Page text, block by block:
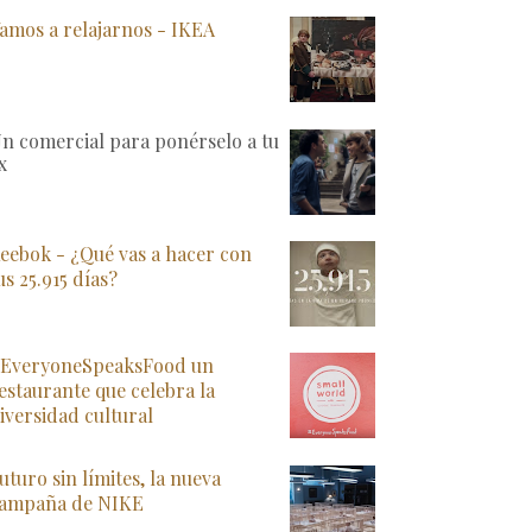
a relajarnos - IKEA
comercial para ponérselo a tu
- ¿Qué vas a hacer con
25.915 días?
un
que celebra la
cultural
sin límites, la nueva
de NIKE